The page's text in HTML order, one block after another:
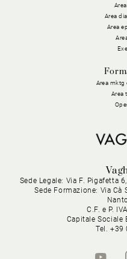
Area
Area
Area mktg
Area
Sede Legale: Via F. Pigafetta
Sede Formazione: Via Cà
C.F. e P.
Capitale Sociale
Tel. +39